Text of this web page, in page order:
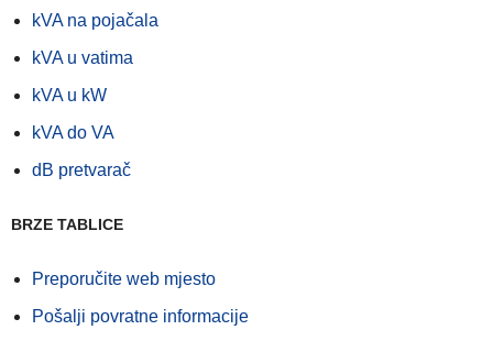
kVA na pojačala
kVA u vatima
kVA u kW
kVA do VA
dB pretvarač
BRZE TABLICE
Preporučite web mjesto
Pošalji povratne informacije